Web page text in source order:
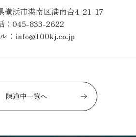
横浜市港南区港南台4-21-17
：045-833-2622
：info@100kj.co.jp
陳道中一覧へ